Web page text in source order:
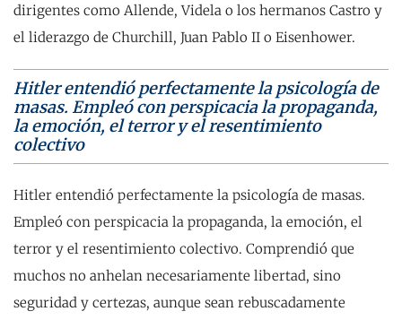
dirigentes como Allende, Videla o los hermanos Castro y
el liderazgo de Churchill, Juan Pablo II o Eisenhower.
Hitler entendió perfectamente la psicología de
masas. Empleó con perspicacia la propaganda,
la emoción, el terror y el resentimiento
colectivo
Hitler entendió perfectamente la psicología de masas.
Empleó con perspicacia la propaganda, la emoción, el
terror y el resentimiento colectivo. Comprendió que
muchos no anhelan necesariamente libertad, sino
seguridad y certezas, aunque sean rebuscadamente